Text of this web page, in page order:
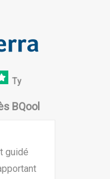
Ty
BQool
guidé